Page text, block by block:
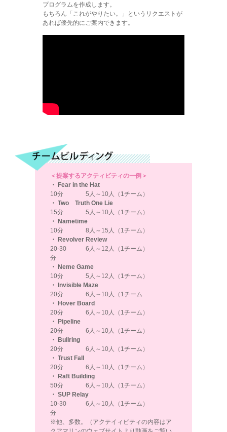
プログラムを作成します。
もちろん「これがやりたい。」というリクエストが
あれば優先的にご案内できます。
＜提案するアクティビティの一例＞
・ Fear in the Hat
10分
5人～10人（1チーム）
・ Two Truth One Lie
15分
5人～10人（1チーム）
・ Nametime
10分
8人～15人（1チーム）
・ Revolver Review
20-30
分
6人～12人（1チーム）
・ Neme Game
10分
5人～12人（1チーム）
・ Invisible Maze
20分
6人～10人（1チーム
・ Hover Board
20分
6人～10人（1チーム）
・ Pipeline
20分
6人～10人（1チーム）
・ Bullring
20分
6人～10人（1チーム）
・ Trust Fall
20分
6人～10人（1チーム）
・ Raft Building
50分
6人～10人（1チーム）
・ SUP Relay
10-30
分
6人～10人（1チーム）
※他、多数。（アクテイィビティの内容はア